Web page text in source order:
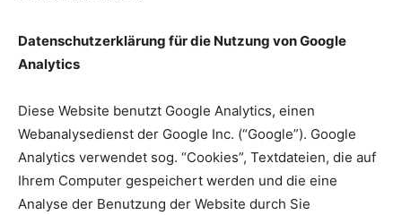
Datenschutzerklärung für die Nutzung von Google
Analytics
Diese Website benutzt Google Analytics, einen
Webanalysedienst der Google Inc. (“Google”). Google
Analytics verwendet sog. “Cookies”, Textdateien, die auf
Ihrem Computer gespeichert werden und die eine
Analyse der Benutzung der Website durch Sie